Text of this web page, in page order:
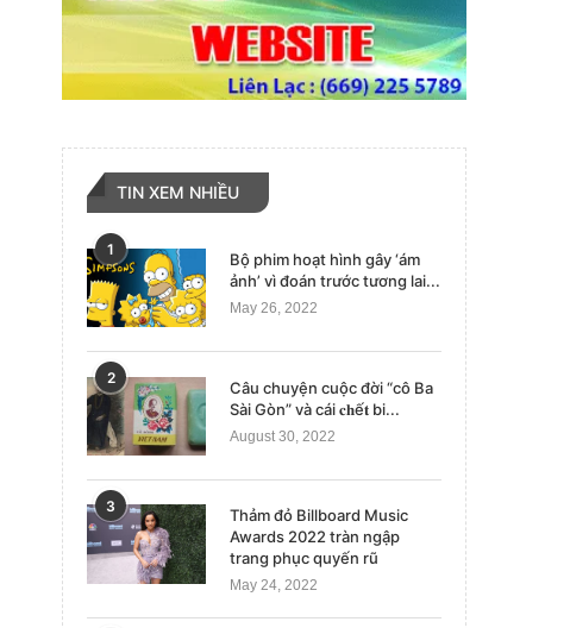
TIN XEM NHIỀU
1
Bộ phim hoạt hình gây ‘ám
ảnh’ vì đoán trước tương lai...
May 26, 2022
2
Câu chuyện cuộc đời “cô Ba
Sài Gòn” và cái 𝐜𝐡ế𝐭 bi...
August 30, 2022
3
Thảm đỏ Billboard Music
Awards 2022 tràn ngập
trang phục quyến rũ
May 24, 2022